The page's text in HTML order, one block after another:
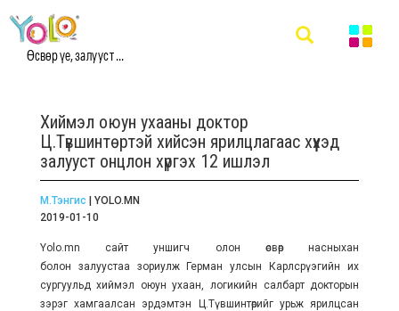
Өсвөр үе, залууст ...
Хиймэл оюун ухааны доктор
Ц.Түвшинтөртэй хийсэн ярилцлагаас хүүхэд
залууст онцлон хүргэх 12 ишлэл
М.Тэнгис | YOLO.MN
2019-01-10
Yolo.mn сайт уншигч олон өсвөр насныхан
болон залуустаа зориулж Герман улсын Карлсрүэгийн их
сургуульд хиймэл оюун ухаан, логикийн салбарт докторын
зэрэг хамгаалсан эрдэмтэн Ц.Түвшинтөрийг урьж ярилцсан